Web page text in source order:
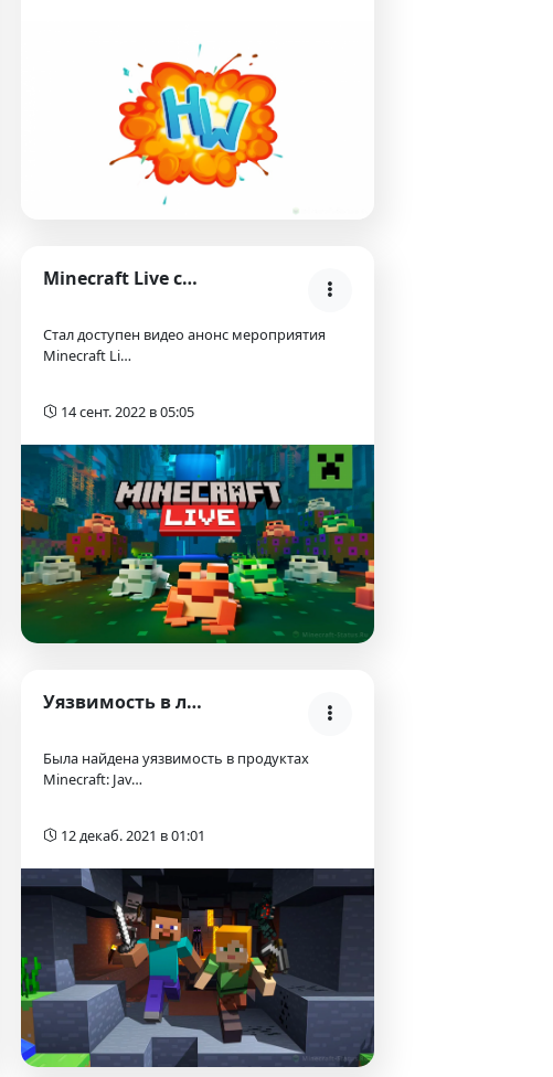
Minecraft Live состоится в октябре 2022 года (анон…
Стал доступен видео анонс мероприятия
Minecraft Li…
14 сент. 2022 в 05:05
Уязвимость в лаунчере и серверах Майнкрафт (Log4j)
Была найдена уязвимость в продуктах
Minecraft: Jav…
12 декаб. 2021 в 01:01